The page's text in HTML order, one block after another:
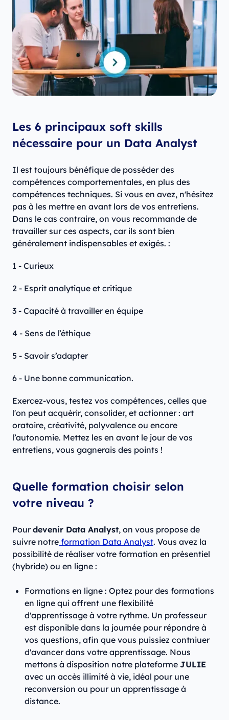
Les 6 principaux soft skills
nécessaire pour un Data Analyst
Il est toujours bénéfique de posséder des
compétences comportementales, en plus des
compétences techniques. Si vous en avez, n'hésitez
pas à les mettre en avant lors de vos entretiens.
Dans le cas contraire, on vous recommande de
travailler sur ces aspects, car ils sont bien
généralement indispensables et exigés. :
1 - Curieux
2 - Esprit analytique et critique
3 - Capacité à travailler en équipe
4 - Sens de l’éthique
5 - Savoir s’adapter
6 - Une bonne communication.
Exercez-vous, testez vos compétences, celles que
l'on peut acquérir, consolider, et actionner : art
oratoire, créativité, polyvalence ou encore
l’autonomie. Mettez les en avant le jour de vos
entretiens, vous gagnerais des points !
Quelle formation choisir selon
votre niveau ?
Pourdevenir Data Analyst, on vous propose de
suivre notre formation Data Analyst. Vous avez la
possibilité de réaliser votre formation en présentiel
(hybride) ou en ligne :
Formations en ligne : Optez pour des formations
en ligne qui offrent une flexibilité
d'apprentissage à votre rythme. Un professeur
est disponible dans la journée pour répondre à
vos questions, afin que vous puissiez contniuer
d'avancer dans votre apprentissage. Nous
mettons à disposition notre plateforme JULIE
avec un accès illimité à vie, idéal pour une
reconversion ou pour un apprentissage à
distance.